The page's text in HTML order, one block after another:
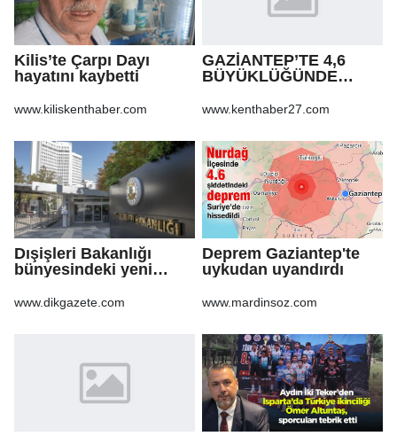
Kilis’te Çarpı Dayı
hayatını kaybetti
www.kiliskenthaber.com
GAZİANTEP’TE 4,6
BÜYÜKLÜĞÜNDE
www.kenthaber27.com
Dışişleri Bakanlığı
bünyesindeki yeni
Gazete'de
www.dikgazete.com
Deprem Gaziantep'te
uykudan uyandırdı
www.mardinsoz.com